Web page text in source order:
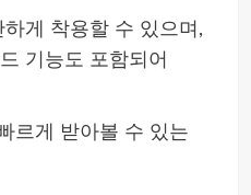
게 착용할 수 있으며,
기능도 포함되어
르게 받아볼 수 있는